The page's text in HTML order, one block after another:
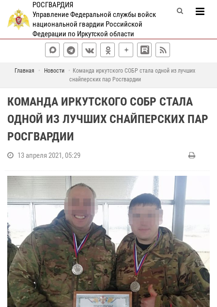
РОСГВАРДИЯ
Управление Федеральной службы войск
национальной гвардии Российской
Федерации по Иркутской области
Главная Новости
Команда иркутского СОБР стала одной из лучших
снайперских пар Росгвардии
КОМАНДА ИРКУТСКОГО СОБР СТАЛА
ОДНОЙ ИЗ ЛУЧШИХ СНАЙПЕРСКИХ ПАР
РОСГВАРДИИ
13 апреля 2021, 05:29